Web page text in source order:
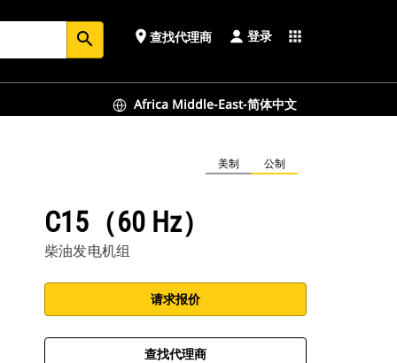
search place 查找代理商 登录 apps
Africa Middle-East-简体中文
美制 公制
C15（60 Hz）
柴油发电机组
请求报价
查找代理商